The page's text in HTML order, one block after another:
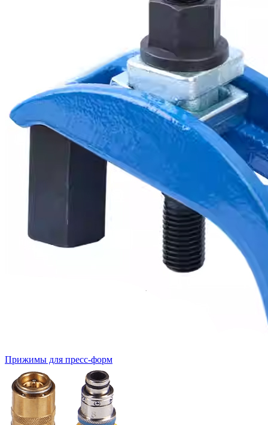
Прижимы для пресс-форм